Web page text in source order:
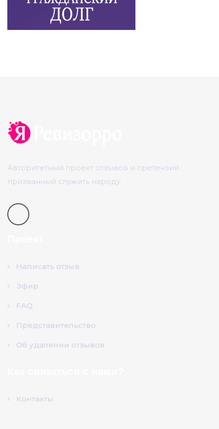
Авторитетный проект отзывов и претензий
призванный служить народу.
Написать отзыв
Эфир
FAQ
Представительство
Об удалении отзывов
Контакты